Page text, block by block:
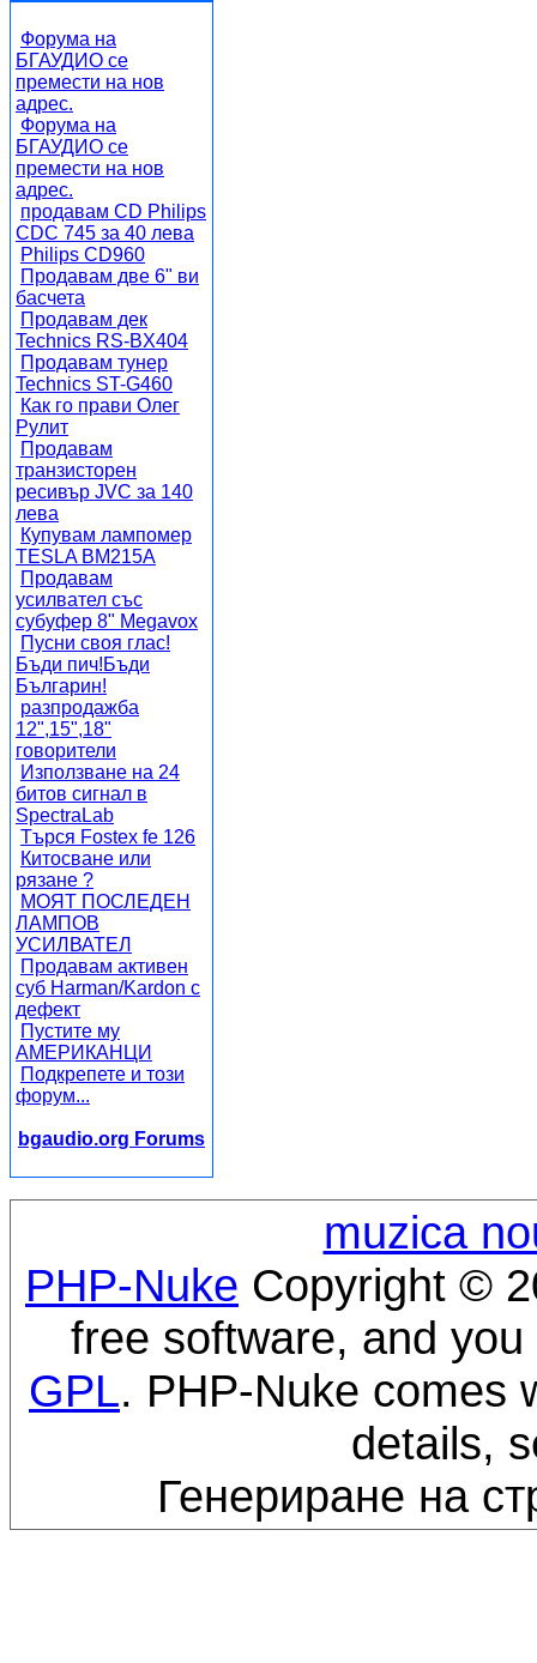
Форума на
БГАУДИО се
премести на нов
адрес.
Форума на
БГАУДИО се
премести на нов
адрес.
продавам CD Philips
CDC 745 за 40 лева
Philips CD960
Продавам две 6" ви
басчета
Продавам дек
Technics RS-BX404
Продавам тунер
Technics ST-G460
Как го прави Олег
Рулит
Продавам
транзисторен
ресивър JVC за 140
лева
Купувам лампомер
TESLA BM215A
Продавам
усилвател със
субуфер 8" Megavox
Пусни своя глас!
Бъди пич!Бъди
Българин!
разпродажба
12",15",18"
говорители
Използване на 24
битов сигнал в
SpectraLab
Търся Fostex fe 126
Китосване или
рязане ?
МОЯТ ПОСЛЕДЕН
ЛАМПОВ
УСИЛВАТЕЛ
Продавам активен
суб Harman/Kardon с
дефект
Пустите му
АМЕРИКАНЦИ
Подкрепете и този
форум...
bgaudio.org Forums
muzica
PHP-Nuke Copyright ©
free software, and
GPL. PHP-Nuke comes
details,
Генериране на